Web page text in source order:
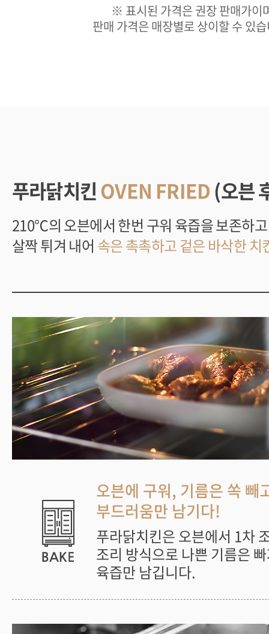
※ 표시된 가격은 권장 판매가이
판매 가격은 매장별로 상이할 수 있
푸라닭치킨OVEN FRIED(오븐
210℃의 오븐에서 한번 구워 육즙을 보존하
살짝 튀겨 내어 속은 촉촉하고 겉은 바삭한 치
오븐에 구워, 기름은 쏙 빼
부드러움만 남기다!
푸라닭치킨은 오븐에서 1차
조리 방식으로 나쁜 기름은
육즙만 남깁니다.